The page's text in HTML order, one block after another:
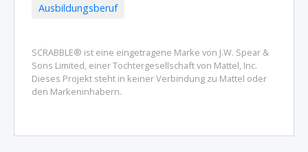
Ausbildungsberuf
SCRABBLE® ist eine eingetragene Marke von J.W. Spear &
Sons Limited, einer Tochtergesellschaft von Mattel, Inc.
Dieses Projekt steht in keiner Verbindung zu Mattel oder
den Markeninhabern.